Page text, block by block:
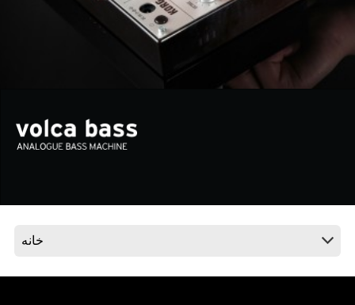
نمایندگی ها
درباره ی KORG